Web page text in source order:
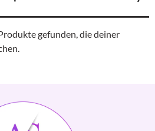
gefunden, die deiner